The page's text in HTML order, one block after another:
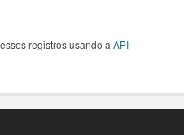
registros usando a API